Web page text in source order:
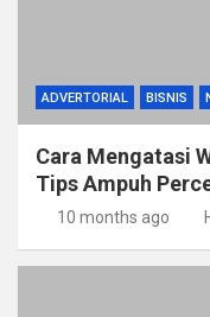
ADVERTORIAL BISNIS
Cara Mengatasi
Tips Ampuh
10 months ago